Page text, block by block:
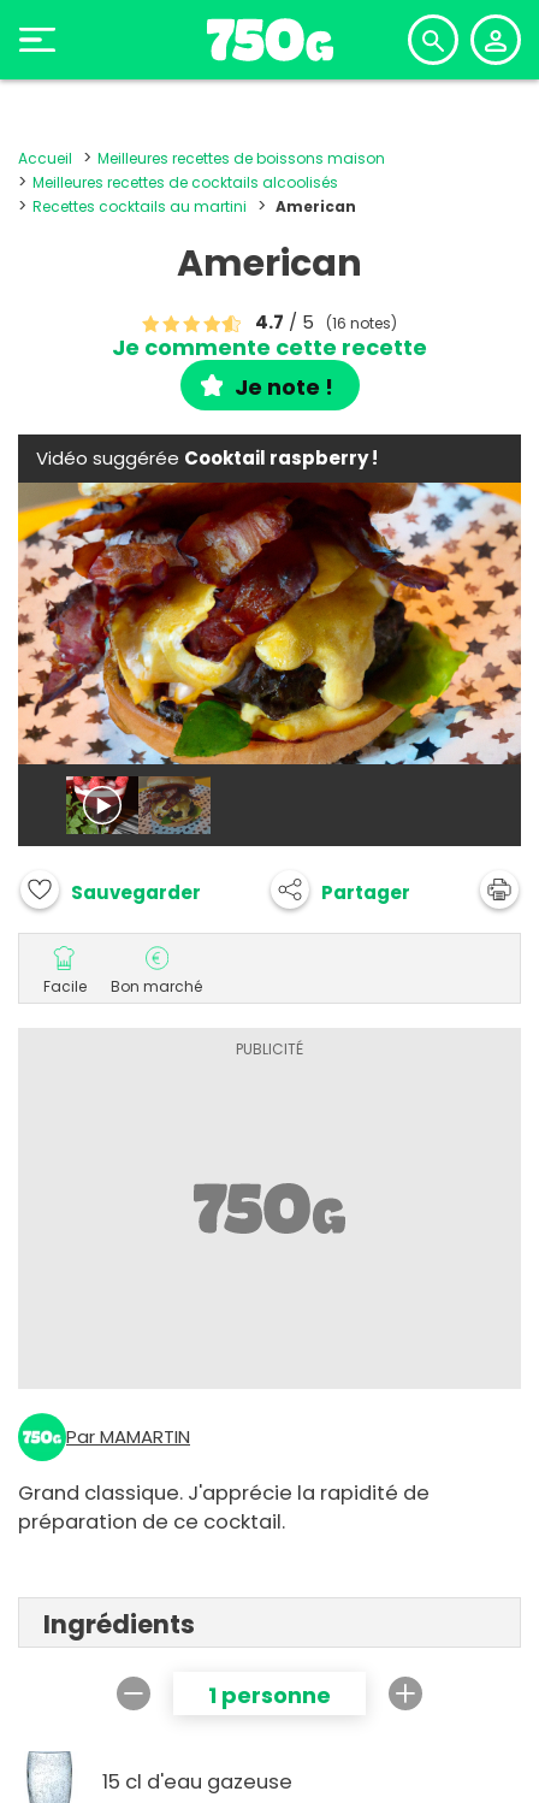
Accueil
Meilleures recettes de boissons maison
Meilleures recettes de cocktails alcoolisés
Recettes cocktails au martini
American
American
4.7 / 5 (16 notes)
Je commente cette recette
Je note !
Vidéo suggérée Cooktail raspberry !
Sauvegarder Partager
Facile Bon marché
Par MAMARTIN
Grand classique. J'apprécie la rapidité de
préparation de ce cocktail.
Ingrédients
1 personne
15 cl d'eau gazeuse